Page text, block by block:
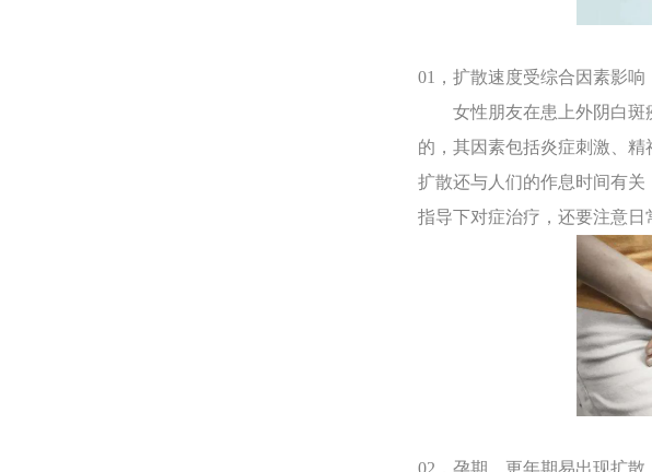
01，扩散速度受综合因素影响
女性朋友在患上外阴白斑
的，其因素包括炎症刺激、
扩散还与人们的作息时间有
指导下对症治疗，还要注意日